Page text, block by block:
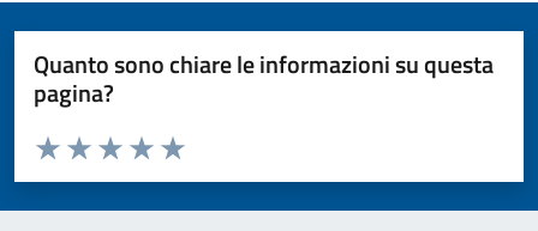
Quanto sono chiare le informazioni su questa
pagina?
Valuta da 1 a 5 stelle la pagina
Valuta 5 stelle su 5
Valuta 4 stelle su 5
Valuta 3 stelle su 5
Valuta 2 stelle su 5
Valuta 1 stelle su 5